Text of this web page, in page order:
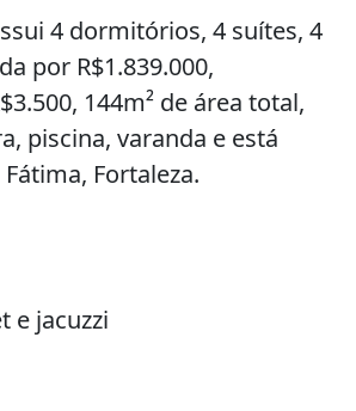
4 dormitórios, 4 suítes, 4
por R$1.839.000,
144m² de área total,
piscina, varanda e está
Fortaleza.
e jacuzzi